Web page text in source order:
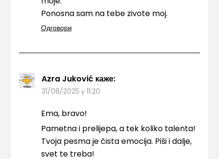
Ponosna sam na tebe zivote moj.
Одговори
Azra Juković каже:
31/08/2025 у 11:20
Ema, bravo!
Pametna i prelijepa, a tek koliko talenta!
Tvoja pesma je čista emocija. Piši i dalje,
svet te treba!